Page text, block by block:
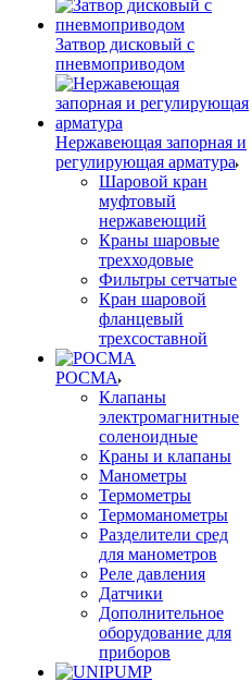
Затвор дисковый с
пневмоприводом
Нержавеющая запорная и
регулирующая арматура
Шаровой кран
муфтовый
нержавеющий
Краны шаровые
трехходовые
Фильтры сетчатые
Кран шаровой
фланцевый
трехсоставной
РОСМА
Клапаны
электромагнитные
соленоидные
Краны и клапаны
Манометры
Термометры
Термоманометры
Разделители сред
для манометров
Реле давления
Датчики
Дополнительное
оборудование для
приборов